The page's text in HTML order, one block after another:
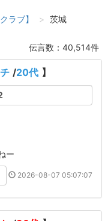
ラブ】 茨城
伝言数：40,514件
/20代 】
ー
2026-08-07 05:07:07